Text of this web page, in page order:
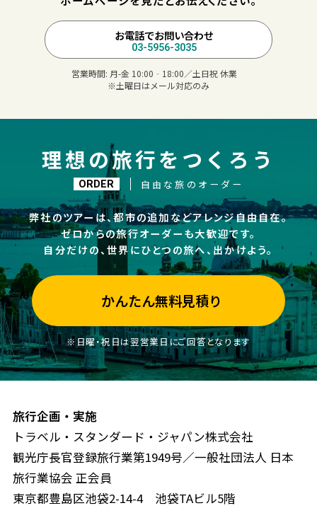
お電話でお問い合わせ
03-5956-3035
営業時間: 月-金 10:00‐18:00／土日祝 休業
※土曜日はメール対応のみ
理想の旅行をつくろう
ORDER 自由な旅のオーダー
弊社のツアーは、都市の追加などアレンジ自由自在。
ゼロからの旅行オーダーも大歓迎です。
自分だけの、世界にひとつの旅へ、出かけよう。
かんたん無料見積り
※日曜・祝日は翌営業日にご回答となります
旅行企画・実施
トラベル・スタンダード・ジャパン株式会社
観光庁長官登録旅行業第1949号／一般社団法人 日本
旅行業協会 正会員
東京都豊島区池袋2-14-4 池袋TAビル5階